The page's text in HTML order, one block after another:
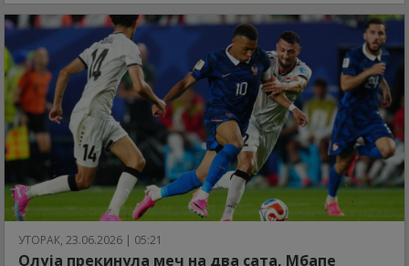
УТОРАК, 23.06.2026 | 05:21
Олуја прекинула меч на два сата, Мбапе